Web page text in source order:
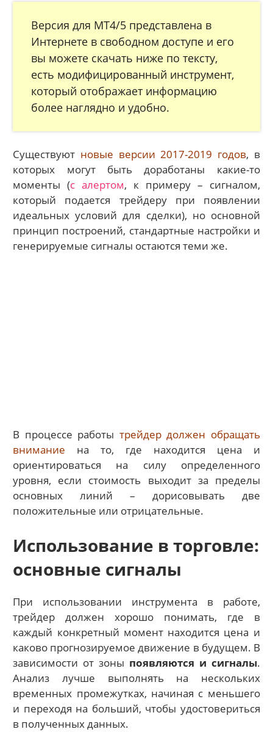
Версия для МТ4/5 представлена в
Интернете в свободном доступе и его
вы можете скачать ниже по тексту,
есть модифицированный инструмент,
который отображает информацию
более наглядно и удобно.
Существуют новые версии 2017-2019 годов, в
которых могут быть доработаны какие-то
моменты (с алертом, к примеру – сигналом,
который подается трейдеру при появлении
идеальных условий для сделки), но основной
принцип построений, стандартные настройки и
генерируемые сигналы остаются теми же.
В процессе работы трейдер должен обращать
внимание на то, где находится цена и
ориентироваться на силу определенного
уровня, если стоимость выходит за пределы
основных линий – дорисовывать две
положительные или отрицательные.
Использование в торговле:
основные сигналы
При использовании инструмента в работе,
трейдер должен хорошо понимать, где в
каждый конкретный момент находится цена и
каково прогнозируемое движение в будущем. В
зависимости от зоны появляются и сигналы.
Анализ лучше выполнять на нескольких
временных промежутках, начиная с меньшего
и переходя на больший, чтобы удостовериться
в полученных данных.